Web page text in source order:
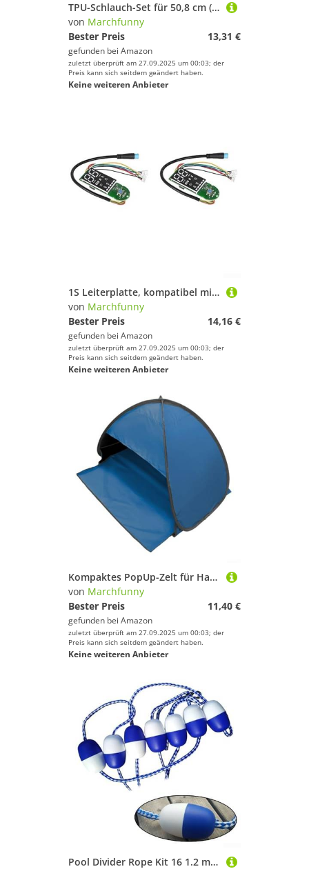
TPU-Schlauch-Set für 50,8 cm (20 Zoll) Fahrräder, 2 Stück, mit Rahmenadapter, kompatibel mit Presta-Ventilen (406 1/8-1,75) 65 mm)
von Marchfunny
Bester Preis
13,31 €
gefunden bei Amazon
zuletzt überprüft am 27.09.2025 um 00:03; der
Preis kann sich seitdem geändert haben.
Keine weiteren Anbieter
1S Leiterplatte, kompatibel mit Xiaomi 1S Elektroroller mit intuitiver Steuerung und klarem Display für die Leistungsüberwachung des Scooters (2 Stück, schwarz)
von Marchfunny
Bester Preis
14,16 €
gefunden bei Amazon
zuletzt überprüft am 27.09.2025 um 00:03; der
Preis kann sich seitdem geändert haben.
Keine weiteren Anbieter
Kompaktes PopUp-Zelt für Haustiere, UV-Schutz und schneller Aufbau für Stressausflüge (Karmin)
von Marchfunny
Bester Preis
11,40 €
gefunden bei Amazon
zuletzt überprüft am 27.09.2025 um 00:03; der
Preis kann sich seitdem geändert haben.
Keine weiteren Anbieter
Pool Divider Rope Kit 16 1.2 m mit 11 Bojenkugeln und vormontierten Edelstahlhaken für Wasserbereich Begrenzung und Schwimmbadsicherheit